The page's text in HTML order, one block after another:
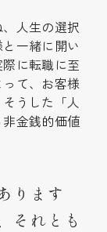
人生の選択
一緒に開い
に転職に至
て、お客様
うした「人
金銭的価値
ります
それとも